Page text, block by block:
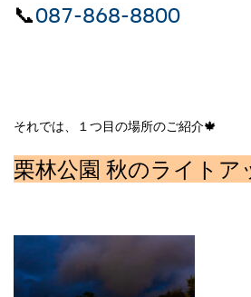
📞087-868-8800
それでは、１つ目の場所のご紹介🍁
栗林公園 秋のライトア